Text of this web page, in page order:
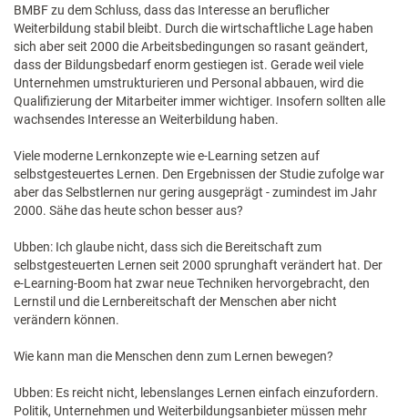
BMBF zu dem Schluss, dass das Interesse an beruflicher
Weiterbildung stabil bleibt. Durch die wirtschaftliche Lage haben
sich aber seit 2000 die Arbeitsbedingungen so rasant geändert,
dass der Bildungsbedarf enorm gestiegen ist. Gerade weil viele
Unternehmen umstrukturieren und Personal abbauen, wird die
Qualifizierung der Mitarbeiter immer wichtiger. Insofern sollten alle
wachsendes Interesse an Weiterbildung haben.
Viele moderne Lernkonzepte wie e-Learning setzen auf
selbstgesteuertes Lernen. Den Ergebnissen der Studie zufolge war
aber das Selbstlernen nur gering ausgeprägt - zumindest im Jahr
2000. Sähe das heute schon besser aus?
Ubben: Ich glaube nicht, dass sich die Bereitschaft zum
selbstgesteuerten Lernen seit 2000 sprunghaft verändert hat. Der
e-Learning-Boom hat zwar neue Techniken hervorgebracht, den
Lernstil und die Lernbereitschaft der Menschen aber nicht
verändern können.
Wie kann man die Menschen denn zum Lernen bewegen?
Ubben: Es reicht nicht, lebenslanges Lernen einfach einzufordern.
Politik, Unternehmen und Weiterbildungsanbieter müssen mehr